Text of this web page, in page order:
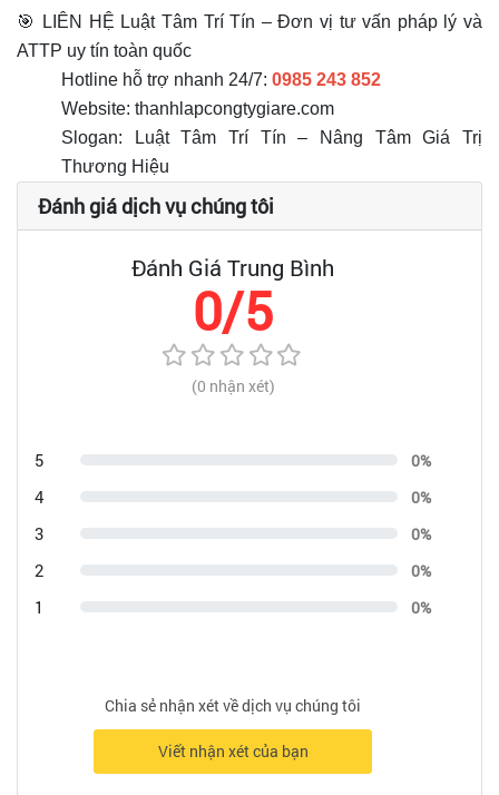
🎯 LIÊN HỆ Luật Tâm Trí Tín – Đơn vị tư vấn pháp lý và
ATTP uy tín toàn quốc
Hotline hỗ trợ nhanh 24/7: 0985 243 852
Website: thanhlapcongtygiare.com
Slogan: Luật Tâm Trí Tín – Nâng Tâm Giá Trị
Thương Hiệu
Đánh giá dịch vụ chúng tôi
Đánh Giá Trung Bình
0/5
(0 nhận xét)
5 0%
4 0%
3 0%
2 0%
1 0%
Chia sẻ nhận xét về dịch vụ chúng tôi
Viết nhận xét của bạn